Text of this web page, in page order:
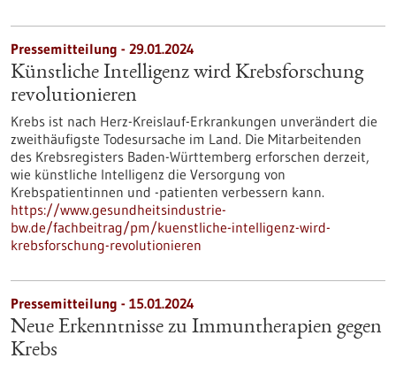
Pressemitteilung - 29.01.2024
Künstliche Intelligenz wird Krebsforschung
revolutionieren
Krebs ist nach Herz-Kreislauf-Erkrankungen unverändert die
zweithäufigste Todesursache im Land. Die Mitarbeitenden
des Krebsregisters Baden-Württemberg erforschen derzeit,
wie künstliche Intelligenz die Versorgung von
Krebspatientinnen und -patienten verbessern kann.
https://www.gesundheitsindustrie-
bw.de/fachbeitrag/pm/kuenstliche-intelligenz-wird-
krebsforschung-revolutionieren
Pressemitteilung - 15.01.2024
Neue Erkenntnisse zu Immuntherapien gegen
Krebs